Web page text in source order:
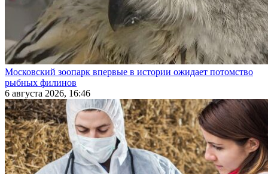
Московский зоопарк впервые в истории ожидает потомство
рыбных филинов
6 августа 2026, 16:46